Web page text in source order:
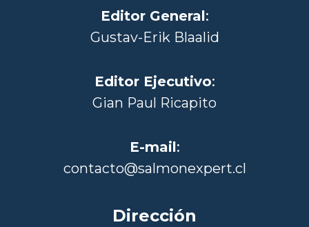
Editor General:
Gustav-Erik Blaalid
Editor Ejecutivo:
Gian Paul Ricapito
E-mail:
contacto@salmonexpert.cl
Dirección